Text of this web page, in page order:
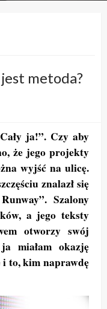
metoda?
ja!”. Czy aby
że jego projekty
wyjść na ulicę.
znalazł się
Szalony
ów, a jego teksty
otworzy swój
miałam okazję
i to, kim naprawdę